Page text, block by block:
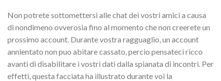
Non potrete sottomettersi alle chat dei vostri amici a causa
di nondimeno ovverosia fino al momento che non creerete un
prossimo account. Durante vostra ragguaglio, un account
annientato non puo abitare cassato, percio pensateci ricco
avanti di disabilitare i vostri dati dalla spianata di incontri. Per
effetti, questa facciata ha illustrato durante voi la